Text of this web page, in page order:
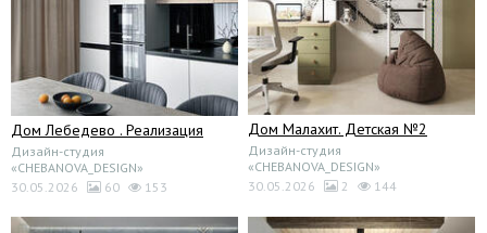
Дом Лебедево . Реализация
Дизайн-студия
«CHEBANOVA_DESIGN»
30.05.2026
60 153
Дом Малахит. Детская №2
Дизайн-студия
«CHEBANOVA_DESIGN»
30.05.2026
2 144